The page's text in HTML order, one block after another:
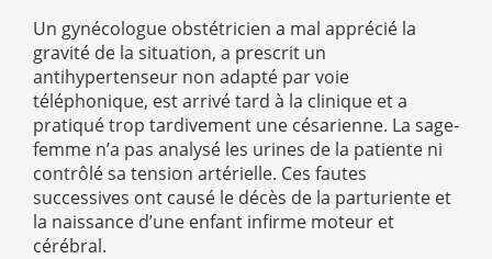
Un gynécologue obstétricien a mal apprécié la
gravité de la situation, a prescrit un
antihypertenseur non adapté par voie
téléphonique, est arrivé tard à la clinique et a
pratiqué trop tardivement une césarienne. La sage-
femme n’a pas analysé les urines de la patiente ni
contrôlé sa tension artérielle. Ces fautes
successives ont causé le décès de la parturiente et
la naissance d’une enfant infirme moteur et
cérébral.